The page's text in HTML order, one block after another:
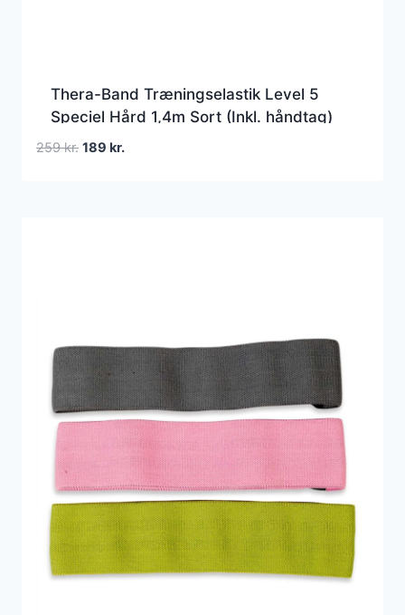
Thera-Band Træningselastik Level 5
Speciel Hård 1,4m Sort (Inkl. håndtag)
259kr. Den
189 kr.Den